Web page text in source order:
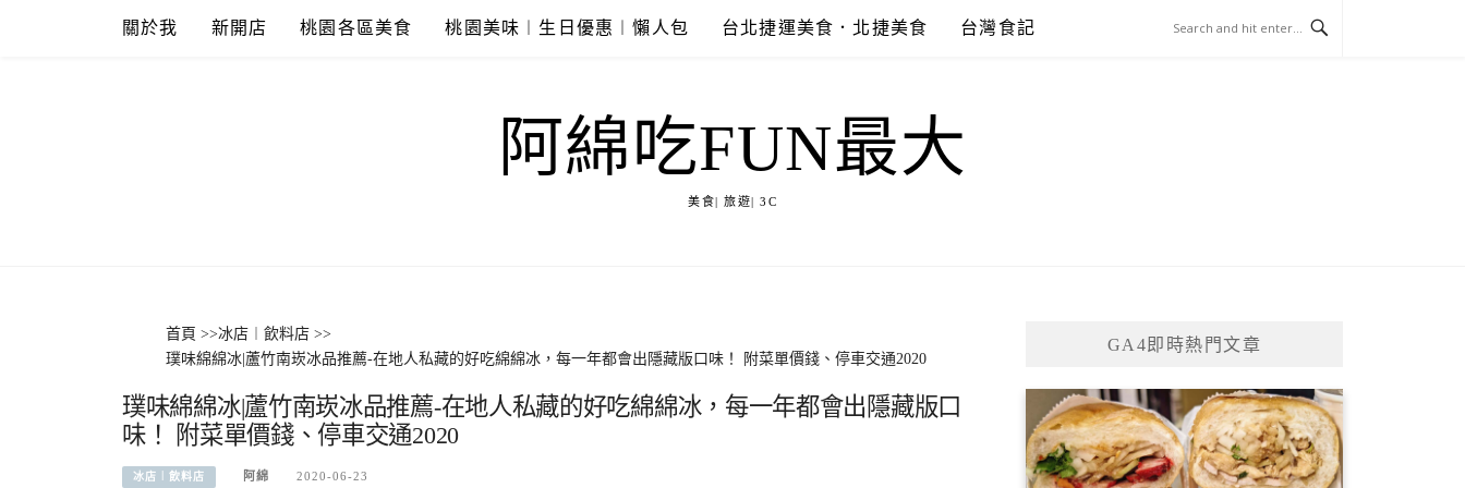
關於我 新開店 桃園各區美食 桃園美味︱生日優惠︱懶人包 台北捷運美食．北捷美食 台灣食記
阿綿吃FUN最大
美食| 旅遊| 3C
首頁 >>冰店︱飲料店 >>
璞味綿綿冰|蘆竹南崁冰品推薦-在地人私藏的好吃綿綿冰，每一年都會出隱藏版口味！ 附菜單價錢、停車交通2020
璞味綿綿冰|蘆竹南崁冰品推薦-在地人私藏的好吃綿綿冰，每一年都會出隱藏版口
味！ 附菜單價錢、停車交通2020
冰店︱飲料店 阿綿 2020-06-23
GA4即時熱門文章